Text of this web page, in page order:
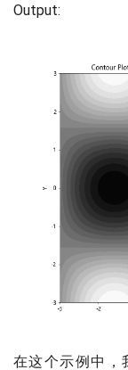
Output:
在这个示例中，